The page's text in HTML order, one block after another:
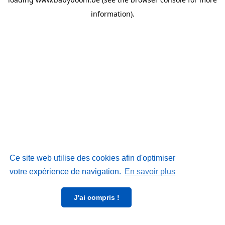
Ce site web utilise des cookies afin d'optimiser
votre expérience de navigation. En savoir plus
J'ai compris !
information).